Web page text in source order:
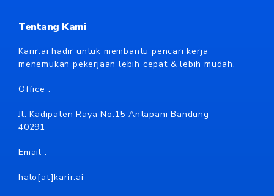
Tentang Kami
Karir.ai hadir untuk membantu pencari kerja
menemukan pekerjaan lebih cepat & lebih mudah.
Office :
Jl. Kadipaten Raya No.15 Antapani Bandung
40291
Email :
halo[at]karir.ai